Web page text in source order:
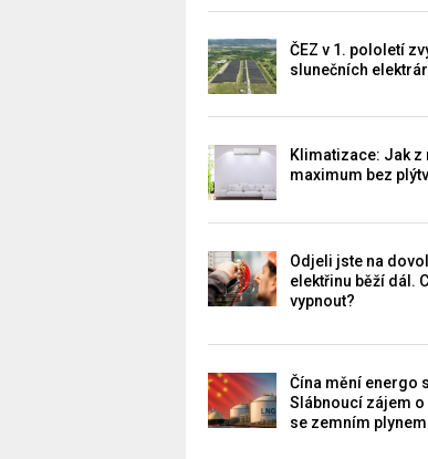
ČEZ v 1. pololetí
slunečních
Klimatizace: Jak z
maximum bez
Odjeli jste na
elektřinu běží dál.
vypnout?
Čína mění energo
Slábnoucí zájem o
se zemním plynem